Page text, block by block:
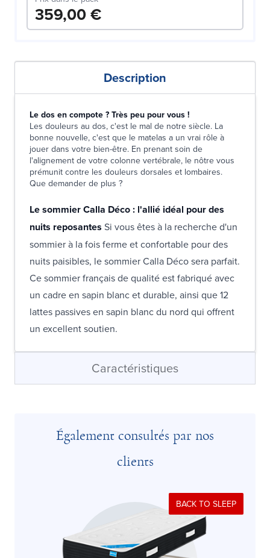
359,00 €
Description
Le dos en compote ? Très peu pour vous !
Les douleurs au dos, c'est le mal de notre siècle. La
bonne nouvelle, c'est que le matelas a un vrai rôle à
jouer dans votre bien-être. En prenant soin de
l'alignement de votre colonne vertébrale, le nôtre vous
prémunit contre les douleurs dorsales et lombaires.
Que demander de plus ?
Le sommier Calla Déco : l'allié idéal pour des
nuits reposantes Si vous êtes à la recherche d'un
sommier à la fois ferme et confortable pour des
nuits paisibles, le sommier Calla Déco sera parfait.
Ce sommier français de qualité est fabriqué avec
un cadre en sapin blanc et durable, ainsi que 12
lattes passives en sapin blanc du nord qui offrent
un excellent soutien.
Caractéristiques
Également consultés par nos
clients
BACK TO SLEEP